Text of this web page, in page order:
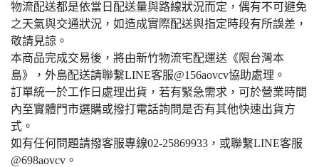
物流配送都是依當日配送量與路線狀況而定，偶有不可避免
之天氣與交通狀況，如造成實際配送與指定時段有所誤差，
敬請見諒。
本商品完成交易後，將由新竹物流宅配運送《限台灣本
島》，外島配送請聯繫LINE客服@156aovcv協助處理。
訂單統一於工作日處理出貨，若有緊急需求，可於營業時間
內至實體門市選購或撥打電話詢問是否有其他快速出貨方
式。
如有任何問題請撥客服專線02-25869933，或聯繫LINE客服
@698aovcv。